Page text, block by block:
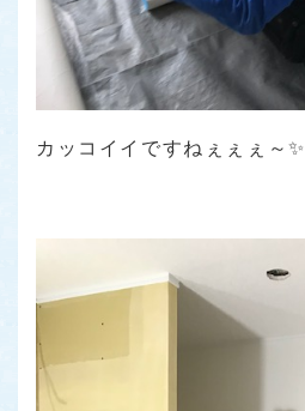
カッコイイですねぇぇぇ～✨